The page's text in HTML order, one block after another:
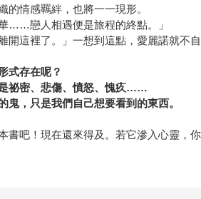
的情感羈絆，也將一一現形。
……戀人相遇便是旅程的終點。」
開這裡了。」一想到這點，愛麗諾就不自
式存在呢？
祕密、悲傷、憤怒、愧疚……
鬼，只是我們自己想要看到的東西。
書吧！現在還來得及。若它滲入心靈，你